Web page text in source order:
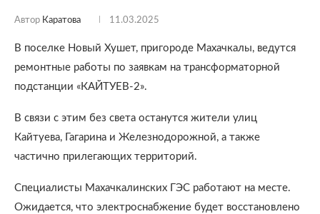
Автор Каратова 11.03.2025
В поселке Новый Хушет, пригороде Махачкалы, ведутся
ремонтные работы по заявкам на трансформаторной
подстанции «КАЙТУЕВ-2».
В связи с этим без света останутся жители улиц
Кайтуева, Гагарина и Железнодорожной, а также
частично прилегающих территорий.
Специалисты Махачкалинских ГЭС работают на месте.
Ожидается, что электроснабжение будет восстановлено